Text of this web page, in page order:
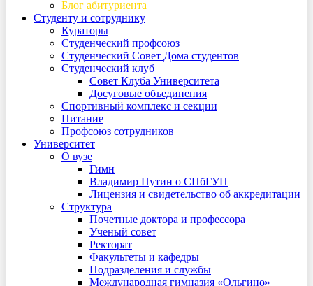
Блог абитуриента
Студенту и сотруднику
Кураторы
Студенческий профсоюз
Студенческий Совет Дома студентов
Студенческий клуб
Совет Клуба Университета
Досуговые объединения
Спортивный комплекс и секции
Питание
Профсоюз сотрудников
Университет
О вузе
Гимн
Владимир Путин о СПбГУП
Лицензия и свидетельство об аккредитации
Структура
Почетные доктора и профессора
Ученый совет
Ректорат
Факультеты и кафедры
Подразделения и службы
Международная гимназия «Ольгино»